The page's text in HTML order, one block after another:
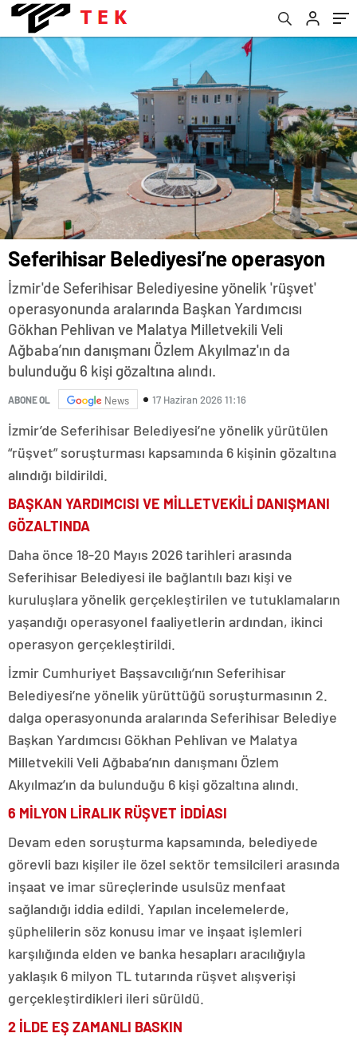
Seferihisar Belediyesi’ne operasyon
İzmir'de Seferihisar Belediyesine yönelik 'rüşvet'
operasyonunda aralarında Başkan Yardımcısı
Gökhan Pehlivan ve Malatya Milletvekili Veli
Ağbaba’nın danışmanı Özlem Akyılmaz'ın da
bulunduğu 6 kişi gözaltına alındı.
ABONE OL News 17 Haziran 2026 11:16
İzmir’de Seferihisar Belediyesi’ne yönelik yürütülen
“rüşvet” soruşturması kapsamında 6 kişinin gözaltına
alındığı bildirildi.
BAŞKAN YARDIMCISI VE MİLLETVEKİLİ DANIŞMANI
GÖZALTINDA
Daha önce 18-20 Mayıs 2026 tarihleri arasında
Seferihisar Belediyesi ile bağlantılı bazı kişi ve
kuruluşlara yönelik gerçekleştirilen ve tutuklamaların
yaşandığı operasyonel faaliyetlerin ardından, ikinci
operasyon gerçekleştirildi.
İzmir Cumhuriyet Başsavcılığı’nın Seferihisar
Belediyesi’ne yönelik yürüttüğü soruşturmasının 2.
dalga operasyonunda aralarında Seferihisar Belediye
Başkan Yardımcısı Gökhan Pehlivan ve Malatya
Milletvekili Veli Ağbaba’nın danışmanı Özlem
Akyılmaz’ın da bulunduğu 6 kişi gözaltına alındı.
6 MİLYON LİRALIK RÜŞVET İDDİASI
Devam eden soruşturma kapsamında, belediyede
görevli bazı kişiler ile özel sektör temsilcileri arasında
inşaat ve imar süreçlerinde usulsüz menfaat
sağlandığı iddia edildi. Yapılan incelemelerde,
şüphelilerin söz konusu imar ve inşaat işlemleri
karşılığında elden ve banka hesapları aracılığıyla
yaklaşık 6 milyon TL tutarında rüşvet alışverişi
gerçekleştirdikleri ileri sürüldü.
2 İLDE EŞ ZAMANLI BASKIN